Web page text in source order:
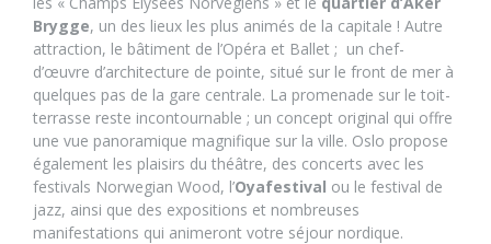
Brygge, un des lieux les plus animés de la capitale ! Autre
attraction, le bâtiment de l’Opéra et Ballet ; un chef-
d’œuvre d’architecture de pointe, situé sur le front de mer à
quelques pas de la gare centrale. La promenade sur le toit-
terrasse reste incontournable ; un concept original qui offre
une vue panoramique magnifique sur la ville. Oslo propose
également les plaisirs du théâtre, des concerts avec les
festivals Norwegian Wood, l’Oyafestival ou le festival de
jazz, ainsi que des expositions et nombreuses
manifestations qui animeront votre séjour nordique.